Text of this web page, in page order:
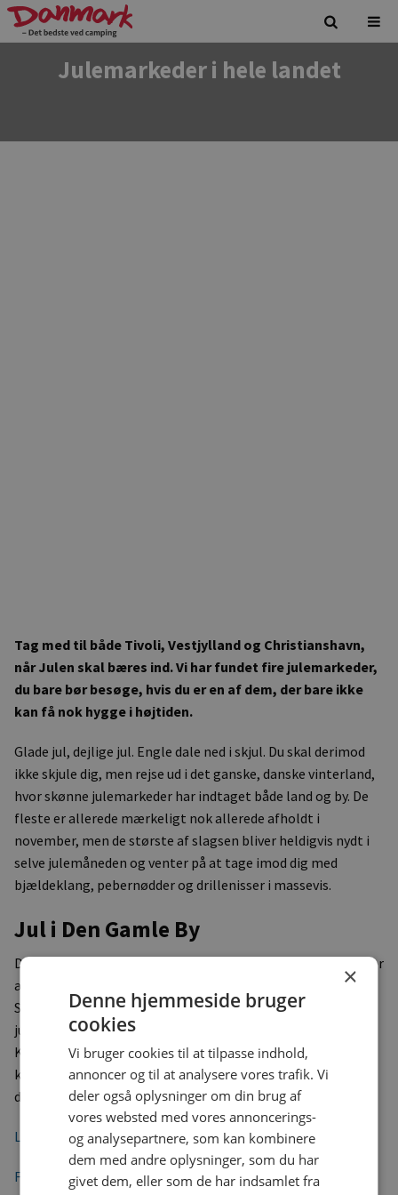
Julemarkeder i hele landet
Tag med til både Tivoli, Vestjylland og Christianshavn,
når Julen skal bæres ind. Vi har fundet fire julemarkeder,
du bare bør besøge, hvis du er en af dem, der bare ikke
kan få nok hygge i højtiden.
Glade jul, dejlige jul. Engle dale ned i skjul. Du skal derimod
ikke skjule dig, men rejse ud i det ganske, danske vinterland,
hvor skønne julemarkeder har indtaget både land og by. De
fleste er allerede mærkeligt nok allerede afholdt i
november, men de største af slagsen bliver heldigvis nydt i
selve julemåneden og venter på at tage imod dig med
bjældeklang, pebernødder og drillenisser i massevis.
Jul i Den Gamle By
Det er svært at overgå Den Gamle By i Aarhus, når det gælder
ægte dansk julehygge. Det vidste man allerede i 1979, hvor
Statsradiofonien for første gang blændede op for
julekalenderen ’Jul i Gammelby’, der var optaget netop her.
Købmandsgården ligger der naturligvis endnu, og overalt
kan du nyde duften, smagen og stemningen af jul i hele
december måned.
Læs mere om jul i Den Gamle By i Aarhus her.
Find campingpladser i nærheden af Aarhus her.
×
Denne hjemmeside bruger
cookies
Vi bruger cookies til at tilpasse indhold,
annoncer og til at analysere vores trafik. Vi
deler også oplysninger om din brug af
vores websted med vores annoncerings-
og analysepartnere, som kan kombinere
dem med andre oplysninger, som du har
givet dem, eller som de har indsamlet fra